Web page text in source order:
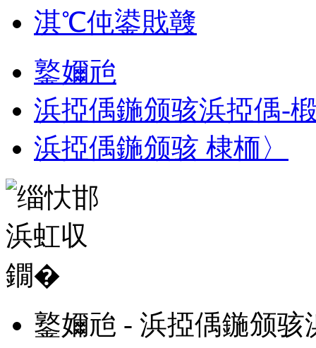
淇℃伅鍙戝竷
鐜嬭兘
浜掗偊鍦颁骇浜掗偊-
浜掗偊鍦颁骇 棣栭〉
鐜嬭兘 - 浜掗偊鍦颁